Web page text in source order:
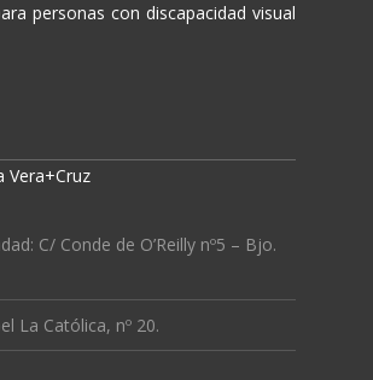
personas con discapacidad visual
Vera+Cruz
C/ Conde de O’Reilly nº5 – Bjo.
La Católica, nº 20.